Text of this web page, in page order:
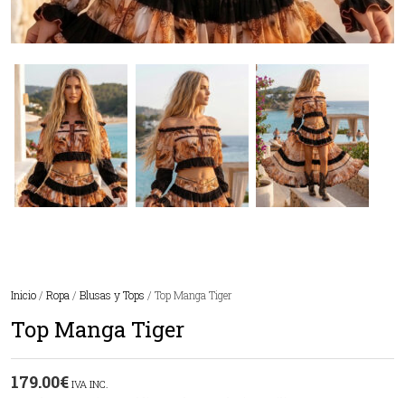
Inicio / Ropa / Blusas y Tops / Top Manga Tiger
Top Manga Tiger
179.00€ IVA INC.